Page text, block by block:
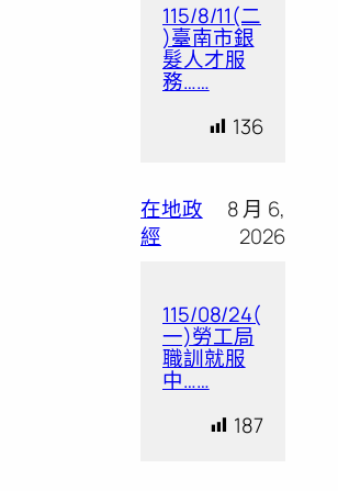
115/8/11(二
)臺南市銀
髮人才服
務……
136
在地政
經
8 月 6,
2026
115/08/24(
一)勞工局
職訓就服
中……
187